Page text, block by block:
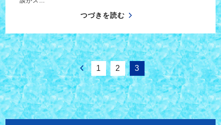
つづきを読む
1 2 3